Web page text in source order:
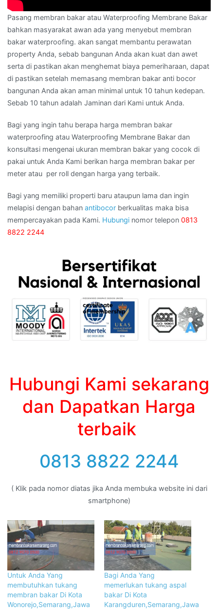
Pasang membran bakar atau Waterproofing Membrane Bakar
bahkan masyarakat awan ada yang menyebut membran
bakar waterproofing. akan sangat membantu perawatan
property Anda, sebab bangunan Anda akan kuat dan awet
serta di pastikan akan menghemat biaya pemeriharaan, dapat
di pastikan setelah memasang membran bakar anti bocor
bangunan Anda akan aman minimal untuk 10 tahun kedepan.
Sebab 10 tahun adalah Jaminan dari Kami untuk Anda.
Bagi yang ingin tahu berapa harga membran bakar
waterproofing atau Waterproofing Membrane Bakar dan
konsultasi mengenai ukuran membran bakar yang cocok di
pakai untuk Anda Kami berikan harga membran bakar per
meter atau per roll dengan harga yang terbaik.
Bagi yang memiliki properti baru ataupun lama dan ingin
melapisi dengan bahan antibocor berkualitas maka bisa
mempercayakan pada Kami. Hubungi nomor telepon 0813
8822 2244
Hubungi Kami sekarang
dan Dapatkan Harga
terbaik
0813 8822 2244
( Klik pada nomor diatas jika Anda membuka website ini dari
smartphone)
Untuk Anda Yang
membutuhkan tukang
membran bakar Di Kota
Wonorejo,Semarang,Jawa
Bagi Anda Yang
memerlukan tukang aspal
bakar Di Kota
Karangduren,Semarang,Jawa